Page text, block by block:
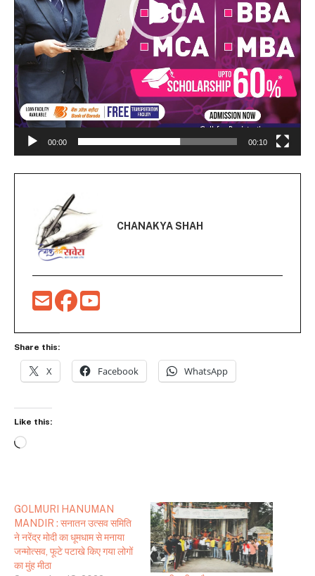
00:00 00:10
CHANAKYA SHAH
Share this:
X Facebook WhatsApp
Like this:
Loading…
GOLMURI HANUMAN
MANDIR : सनातन उत्सव समिति
ने नरेंद्र मोदी का धूमधाम से मनाया
जन्मोत्सव, फूटे पटाखे किए गया लोगों
का मुंह मीठा